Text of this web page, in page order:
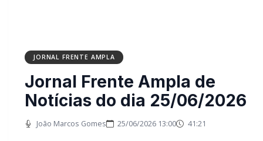
JORNAL FRENTE AMPLA
Jornal Frente Ampla de
Notícias do dia 25/06/2026
João Marcos Gomes 25/06/2026 13:00 41:21